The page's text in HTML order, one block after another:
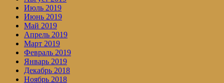
Июль 2019
Июнь 2019
Май 2019
Апрель 2019
Март 2019
Февраль 2019
Январь 2019
Декабрь 2018
Ноябрь 2018